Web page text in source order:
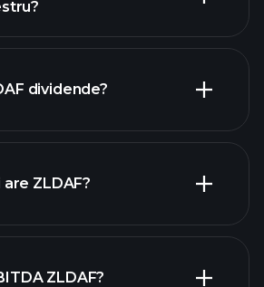
ZLDAF
rapoartele financiare
dividende?
mari
ZLDAF?
ZLDAF?